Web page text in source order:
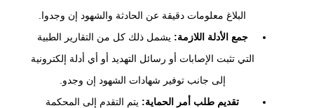
البلاغ معلومات دقيقة عن الحادثة والشهود إن وجدوا.
جمع الأدلة اللازمة: يشمل ذلك كل من التقارير الطبية
التي تثبت الإصابات أو رسائل التهديد أو أي أدلة إلكترونية
إلى جانب توفير شهادات الشهود إن وجدو.
تقديم طلب أمر الحماية: يتم التقدم إلى المحكمة